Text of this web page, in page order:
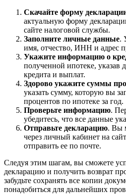
Скачайте форму
актуальную форму
сайте налоговой службы.
Заполните личные данные.
имя, отчество, ИНН и адрес
Укажите информацию о
полученной ипотеке, указав
кредита и выплат.
Здорово укажите суммы
указать сумму, которую вы
процентов по ипотеке за год.
Проверьте информацию.
убедитесь, что все данные
Отправьте декларацию. Вы
через личный кабинет на
отправить ее по почте.
Следуя этим шагам, вы сможете
декларацию и получить возврат
забудьте сохранять все копии
понадобиться для дальнейших